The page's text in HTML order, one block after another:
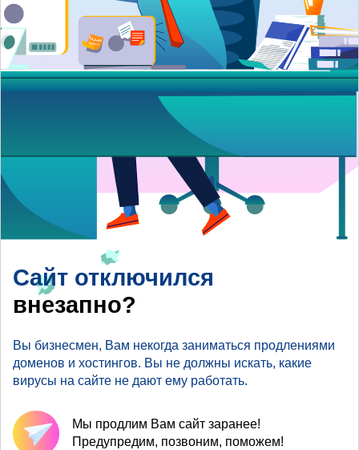
Сайт отключился
внезапно?
Вы бизнесмен, Вам некогда заниматься продлениями
доменов и хостингов. Вы не должны искать, какие
вирусы на сайте не дают ему работать.
Мы продлим Вам сайт заранее!
Предупредим, позвоним, поможем!